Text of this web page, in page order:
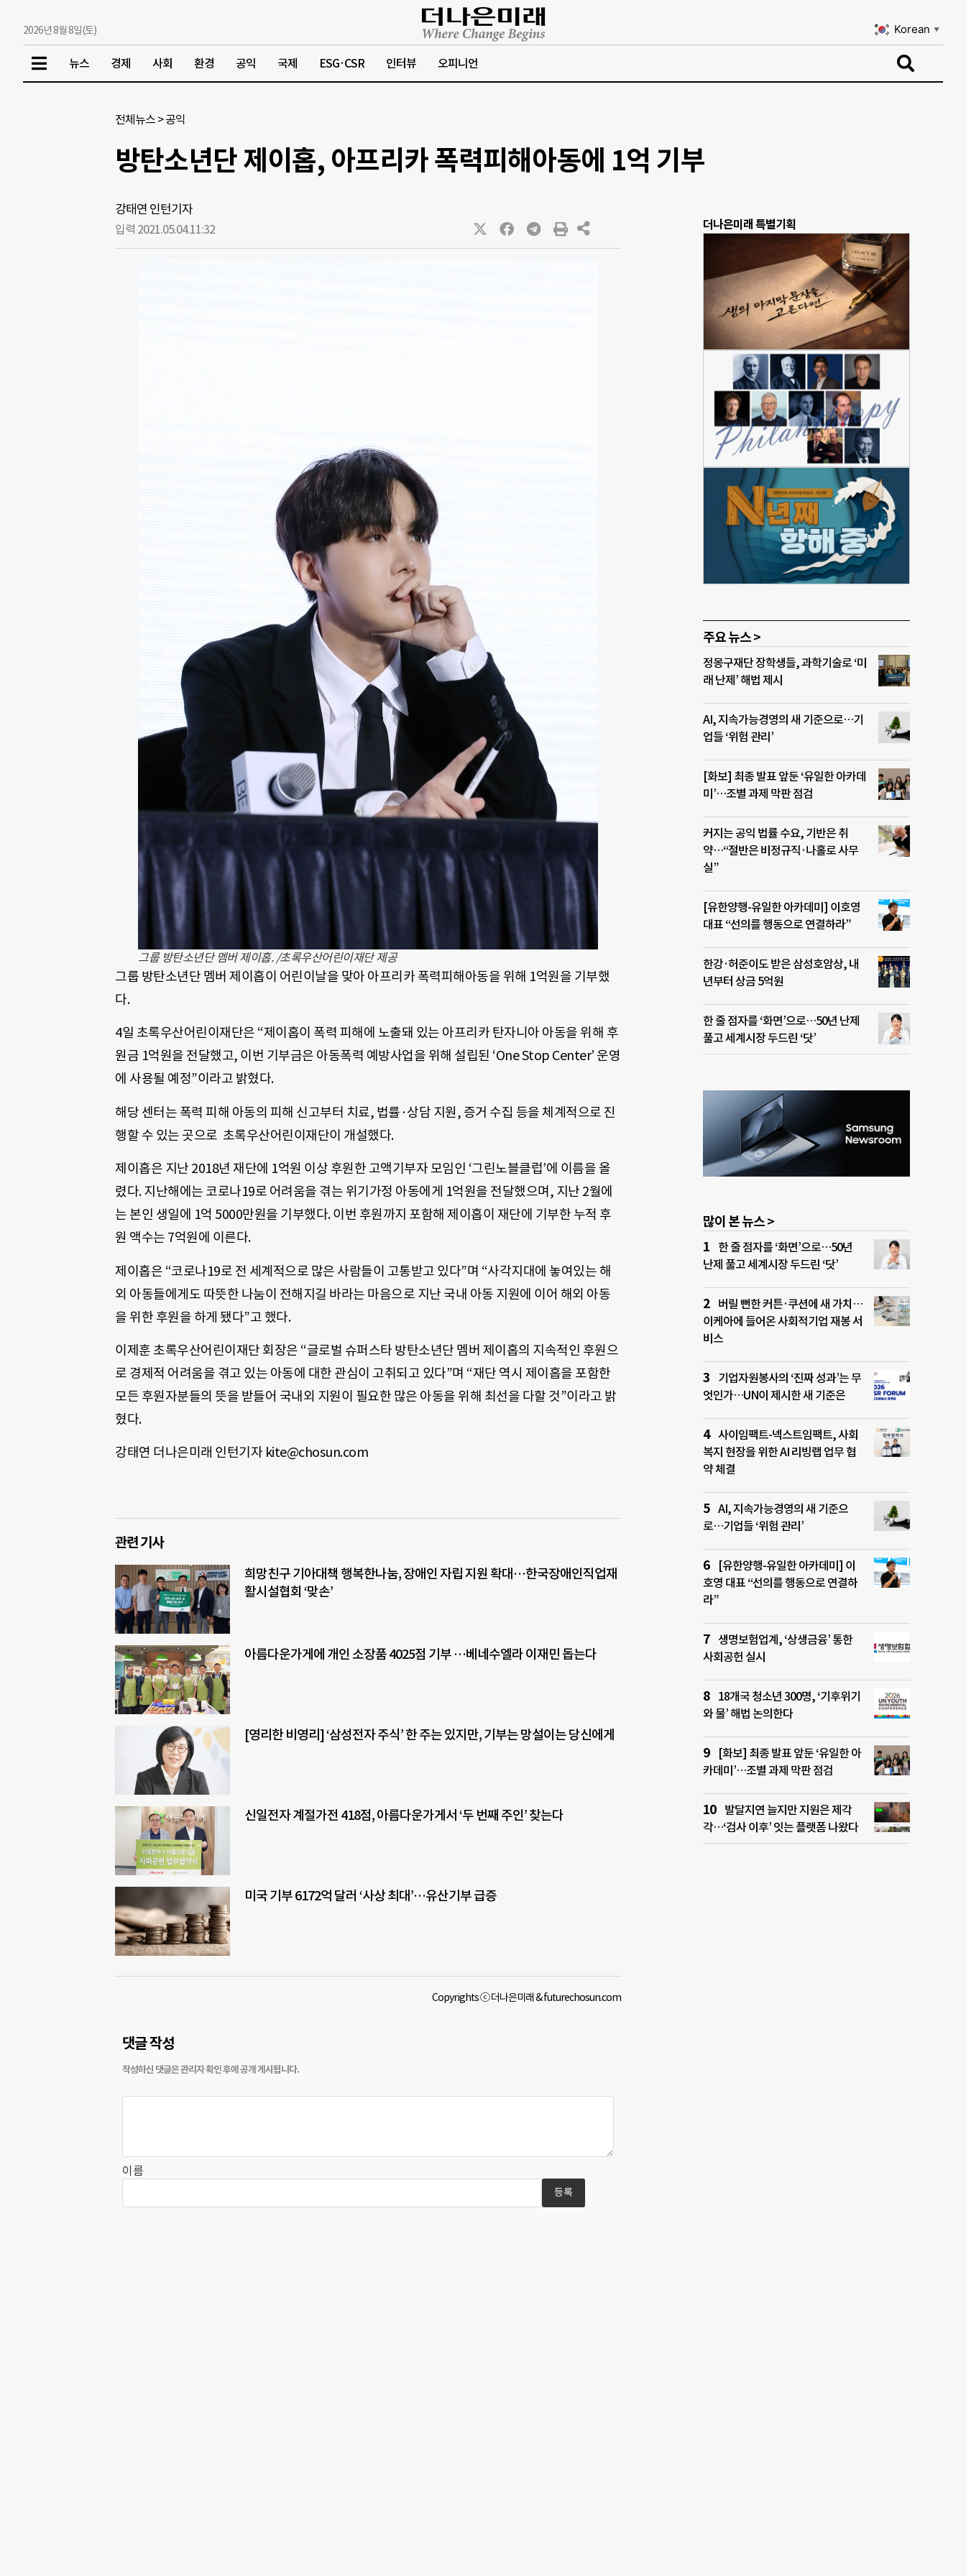
2026년 8월 8일(토) Korean ▼
뉴스 경제 사회 환경 공익 국제 ESG·CSR 인터뷰 오피니언
전체뉴스 >공익
방탄소년단 제이홉, 아프리카 폭력피해아동에 1억 기부
강태연 인턴기자
입력 2021.05.04.11:32
그룹 방탄소년단 멤버 제이홉. /초록우산어린이재단 제공
그룹 방탄소년단 멤버 제이홉이 어린이날을 맞아 아프리카 폭력피해아동을 위해 1억원을 기부했
다.
4일 초록우산어린이재단은 “제이홉이 폭력 피해에 노출돼 있는 아프리카 탄자니아 아동을 위해 후
원금 1억원을 전달했고, 이번 기부금은 아동폭력 예방사업을 위해 설립된 ‘One Stop Center’ 운영
에 사용될 예정”이라고 밝혔다.
해당 센터는 폭력 피해 아동의 피해 신고부터 치료, 법률·상담 지원, 증거 수집 등을 체계적으로 진
행할 수 있는 곳으로 초록우산어린이재단이 개설했다.
제이홉은 지난 2018년 재단에 1억원 이상 후원한 고액기부자 모임인 ‘그린노블클럽’에 이름을 올
렸다. 지난해에는 코로나19로 어려움을 겪는 위기가정 아동에게 1억원을 전달했으며, 지난 2월에
는 본인 생일에 1억 5000만원을 기부했다. 이번 후원까지 포함해 제이홉이 재단에 기부한 누적 후
원 액수는 7억원에 이른다.
제이홉은 “코로나19로 전 세계적으로 많은 사람들이 고통받고 있다”며 “사각지대에 놓여있는 해
외 아동들에게도 따뜻한 나눔이 전해지길 바라는 마음으로 지난 국내 아동 지원에 이어 해외 아동
을 위한 후원을 하게 됐다”고 했다.
이제훈 초록우산어린이재단 회장은 “글로벌 슈퍼스타 방탄소년단 멤버 제이홉의 지속적인 후원으
로 경제적 어려움을 겪고 있는 아동에 대한 관심이 고취되고 있다”며 “재단 역시 제이홉을 포함한
모든 후원자분들의 뜻을 받들어 국내외 지원이 필요한 많은 아동을 위해 최선을 다할 것”이라고 밝
혔다.
강태연 더나은미래 인턴기자 kite@chosun.com
관련 기사
희망친구 기아대책 행복한나눔, 장애인 자립 지원 확대…한국장애인직업재
활시설협회 ‘맞손’
아름다운가게에 개인 소장품 4025점 기부 …베네수엘라 이재민 돕는다
[영리한 비영리] ‘삼성전자 주식’ 한 주는 있지만, 기부는 망설이는 당신에게
신일전자 계절가전 418점, 아름다운가게서 ‘두 번째 주인’ 찾는다
미국 기부 6172억 달러 ‘사상 최대’…유산기부 급증
Copyrights ⓒ 더나은미래 & futurechosun.com
댓글 작성
이름
더나은미래 특별기획
주요 뉴스 >
정몽구재단 장학생들, 과학기술로 ‘미
래 난제’ 해법 제시
AI, 지속가능경영의 새 기준으로…기
업들 ‘위험 관리’
[화보] 최종 발표 앞둔 ‘유일한 아카데
미’…조별 과제 막판 점검
커지는 공익 법률 수요, 기반은 취
약…“절반은 비정규직·나홀로 사무
실”
[유한양행-유일한 아카데미] 이호영
대표 “선의를 행동으로 연결하라”
한강·허준이도 받은 삼성호암상, 내
년부터 상금 5억원
한 줄 점자를 ‘화면’으로…50년 난제
풀고 세계시장 두드린 ‘닷’
많이 본 뉴스 >
한 줄 점자를 ‘화면’으로…50년
난제 풀고 세계시장 두드린 ‘닷’
버릴 뻔한 커튼·쿠션에 새 가치…
이케아에 들어온 사회적기업 재봉 서
비스
기업자원봉사의 ‘진짜 성과’는 무
엇인가…UN이 제시한 새 기준은
사이임팩트-넥스트임팩트, 사회
복지 현장을 위한 AI 리빙랩 업무 협
약 체결
AI, 지속가능경영의 새 기준으
로…기업들 ‘위험 관리’
[유한양행-유일한 아카데미] 이
호영 대표 “선의를 행동으로 연결하
라”
생명보험업계, ‘상생금융’ 통한
사회공헌 실시
18개국 청소년 300명, ‘기후위기
와 물’ 해법 논의한다
[화보] 최종 발표 앞둔 ‘유일한 아
카데미’…조별 과제 막판 점검
발달지연 늘지만 지원은 제각
각…‘검사 이후’ 잇는 플랫폼 나왔다